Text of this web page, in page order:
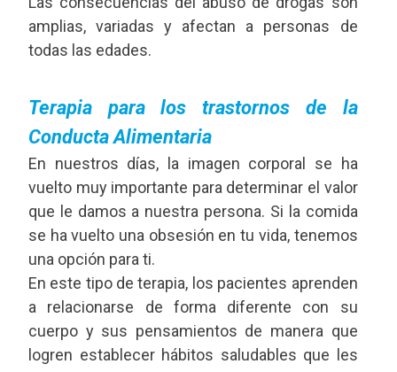
amplias, variadas y afectan a personas de
todas las edades.
Terapia para los trastornos de la
Conducta Alimentaria
En nuestros días, la imagen corporal se ha
vuelto muy importante para determinar el valor
que le damos a nuestra persona. Si la comida
se ha vuelto una obsesión en tu vida, tenemos
una opción para ti.
En este tipo de terapia, los pacientes aprenden
a relacionarse de forma diferente con su
cuerpo y sus pensamientos de manera que
logren establecer hábitos saludables que les